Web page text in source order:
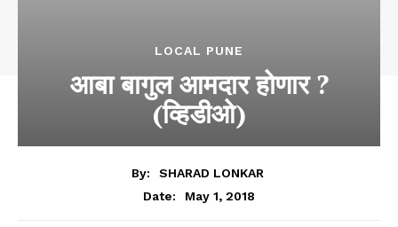
LOCAL PUNE
आबा बागुल आमदार होणार ?
(व्हिडीओ)
By:
SHARAD LONKAR
Date:
May 1, 2018